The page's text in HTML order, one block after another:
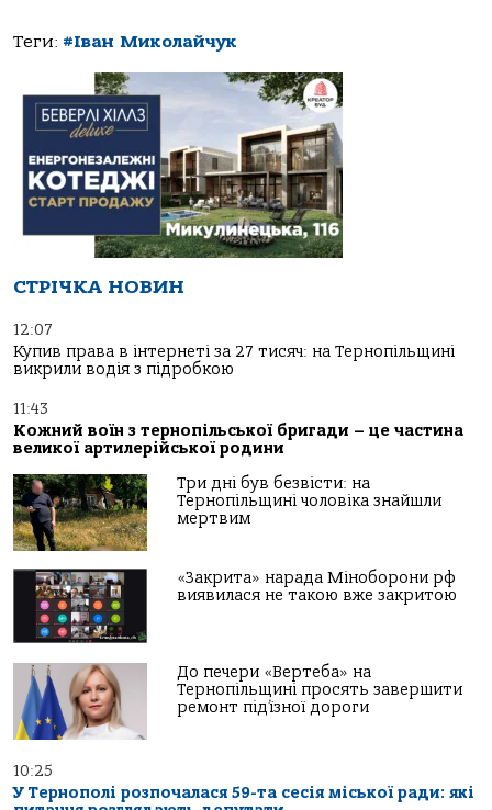
Теги: #Іван Миколайчук
СТРІЧКА НОВИН
12:07
Купив права в інтернеті за 27 тисяч: на Тернопільщині
викрили водія з підробкою
11:43
Кожний воїн з тернопільської бригади – це частина
великої артилерійської родини
Три дні був безвісти: на
Тернопільщині чоловіка знайшли
мертвим
«Закрита» нарада Міноборони рф
виявилася не такою вже закритою
До печери «Вертеба» на
Тернопільщині просять завершити
ремонт під’їзної дороги
10:25
У Тернополі розпочалася 59-та сесія міської ради: які